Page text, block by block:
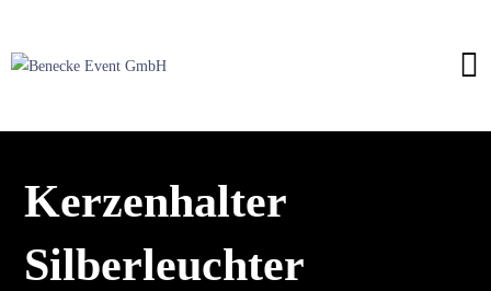
Kerzenhalter
Silberleuchter